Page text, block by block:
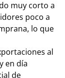
muy corto a
poco a
lo que
al
en día
de